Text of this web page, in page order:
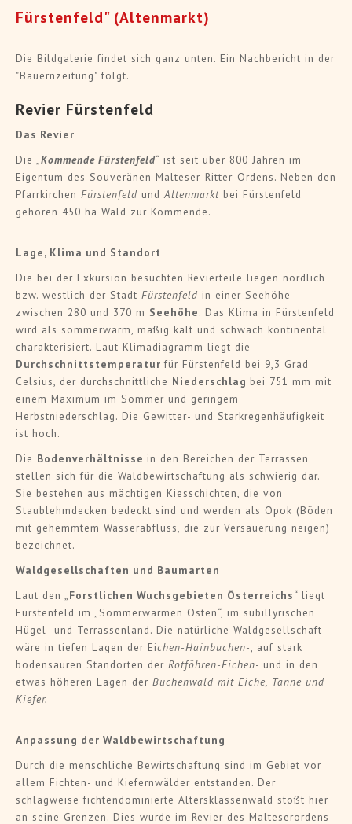
Fürstenfeld" (Altenmarkt)
Die Bildgalerie findet sich ganz unten. Ein Nachbericht in der
"Bauernzeitung" folgt.
Revier Fürstenfeld
Das Revier
Die „Kommende Fürstenfeld“ ist seit über 800 Jahren im
Eigentum des Souveränen Malteser-Ritter-Ordens. Neben den
Pfarrkirchen Fürstenfeld undAltenmarkt bei Fürstenfeld
gehören 450 ha Wald zur Kommende.
Lage, Klima und Standort
Die bei der Exkursion besuchten Revierteile liegen nördlich
bzw. westlich der Stadt Fürstenfeld in einer Seehöhe
zwischen 280 und 370 m Seehöhe. Das Klima in Fürstenfeld
wird als sommerwarm, mäßig kalt und schwach kontinental
charakterisiert. Laut Klimadiagramm liegt die
Durchschnittstemperaturfür Fürstenfeld bei 9,3 Grad
Celsius, der durchschnittliche Niederschlag bei 751 mm mit
einem Maximum im Sommer und geringem
Herbstniederschlag. Die Gewitter- und Starkregenhäufigkeit
ist hoch.
Die Bodenverhältnisse in den Bereichen der Terrassen
stellen sich für die Waldbewirtschaftung als schwierig dar.
Sie bestehen aus mächtigen Kiesschichten, die von
Staublehmdecken bedeckt sind und werden als Opok (Böden
mit gehemmtem Wasserabfluss, die zur Versauerung neigen)
bezeichnet.
Waldgesellschaften und Baumarten
Laut den „Forstlichen Wuchsgebieten Österreichs“ liegt
Fürstenfeld im „Sommerwarmen Osten“, im subillyrischen
Hügel- und Terrassenland. Die natürliche Waldgesellschaft
wäre in tiefen Lagen der Eichen-Hainbuchen-, auf stark
bodensauren Standorten der Rotföhren-Eichen- und in den
etwas höheren Lagen der Buchenwald mit Eiche, Tanne und
Kiefer.
Anpassung der Waldbewirtschaftung
Durch die menschliche Bewirtschaftung sind im Gebiet vor
allem Fichten- und Kiefernwälder entstanden. Der
schlagweise fichtendominierte Altersklassenwald stößt hier
an seine Grenzen. Dies wurde im Revier des Malteserordens